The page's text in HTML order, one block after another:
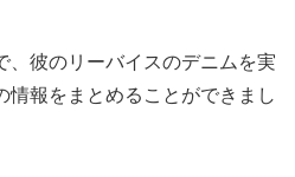
、彼のリーバイスのデニムを実
情報をまとめることができまし